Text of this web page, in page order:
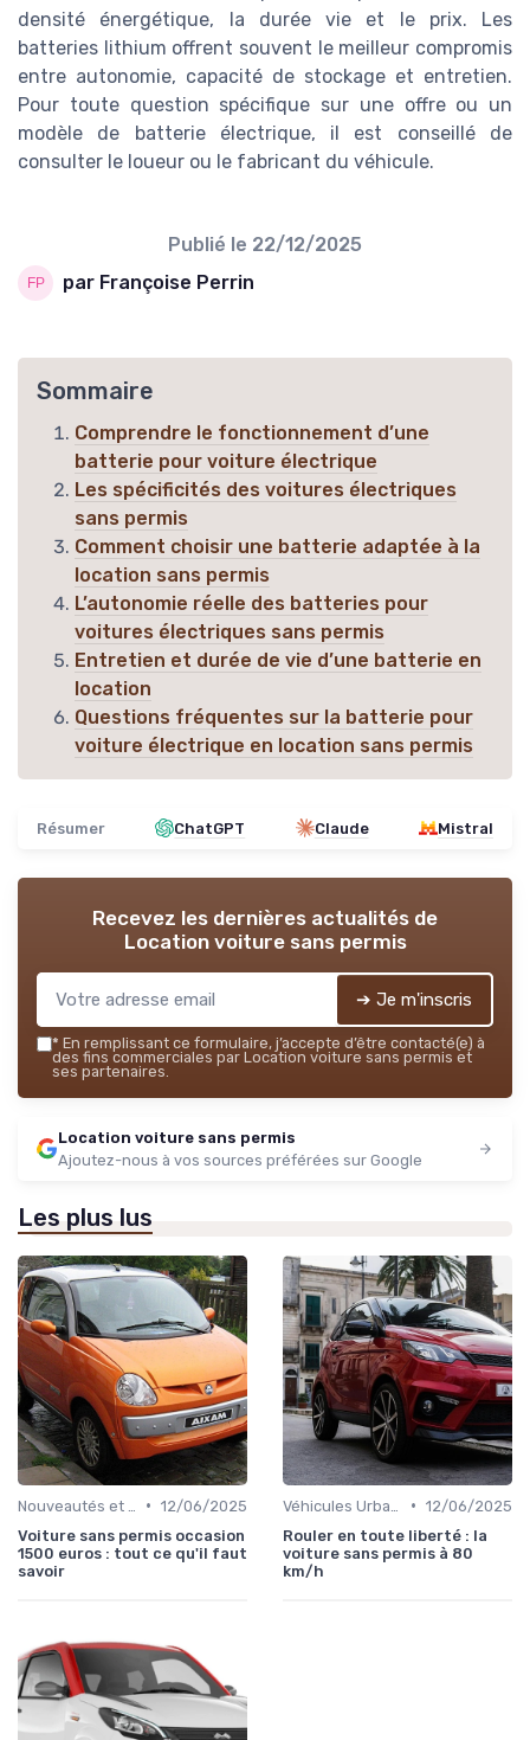
densité énergétique, la durée vie et le prix. Les
batteries lithium offrent souvent le meilleur compromis
entre autonomie, capacité de stockage et entretien.
Pour toute question spécifique sur une offre ou un
modèle de batterie électrique, il est conseillé de
consulter le loueur ou le fabricant du véhicule.
Publié le 22/12/2025
par Françoise Perrin
Sommaire
Comprendre le fonctionnement d’une
batterie pour voiture électrique
Les spécificités des voitures électriques
sans permis
Comment choisir une batterie adaptée à la
location sans permis
L’autonomie réelle des batteries pour
voitures électriques sans permis
Entretien et durée de vie d’une batterie en
location
Questions fréquentes sur la batterie pour
voiture électrique en location sans permis
Résumer ChatGPT Claude Mistral
Recevez les dernières actualités de
Location voiture sans permis
➔ Je m'inscris
* En remplissant ce formulaire, j’accepte d’être contacté(e) à
des fins commerciales par Location voiture sans permis et
ses partenaires.
Location voiture sans permis
Ajoutez-nous à vos sources préférées sur Google
Les plus lus
• 12/06/2025
Voiture sans permis occasion
1500 euros : tout ce qu'il faut
savoir
• 12/06/2025
Rouler en toute liberté : la
voiture sans permis à 80
km/h